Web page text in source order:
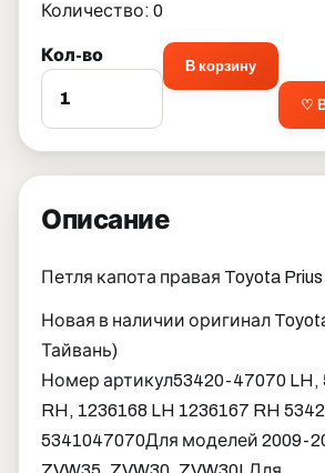
Количество: 0
Кол-во
В корзину
♡
Описание
Петля капота правая Toyota
Новая в наличии оригинал
Тайвань)
Номер артикул53420-47070 LH,
RH, 1236168 LH 1236167 RH
5341047070Для моделей 2009-